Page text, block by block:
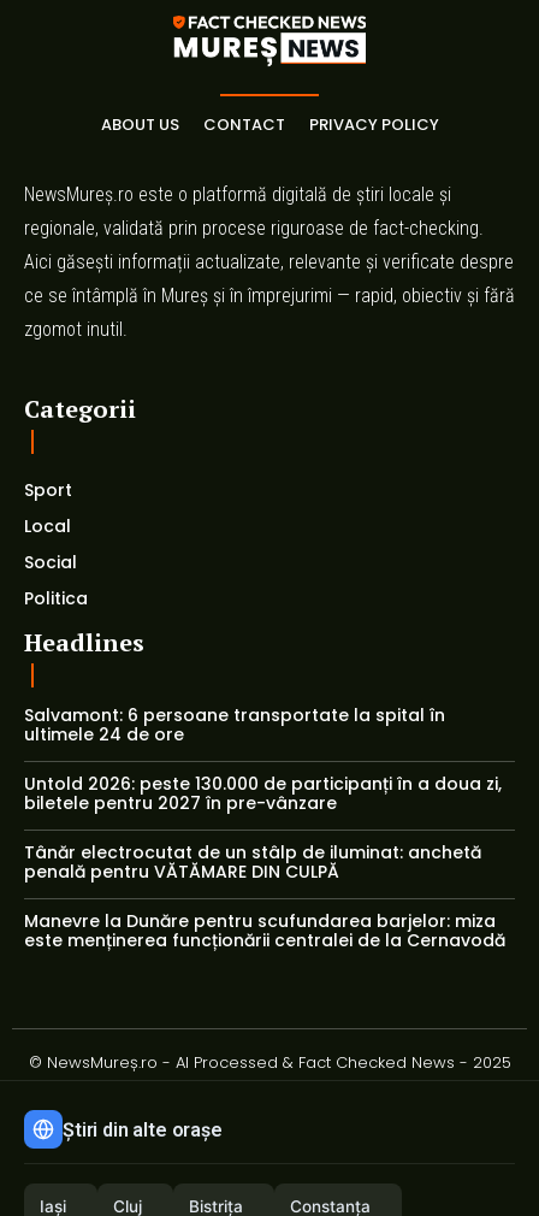
ABOUT US CONTACT PRIVACY POLICY
NewsMureș.ro este o platformă digitală de știri locale și
regionale, validată prin procese riguroase de fact-checking.
Aici găsești informații actualizate, relevante și verificate despre
ce se întâmplă în Mureș și în împrejurimi — rapid, obiectiv și fără
zgomot inutil.
Categorii
Sport
Local
Social
Politica
Headlines
Salvamont: 6 persoane transportate la spital în
ultimele 24 de ore
Untold 2026: peste 130.000 de participanți în a doua zi,
biletele pentru 2027 în pre-vânzare
Tânăr electrocutat de un stâlp de iluminat: anchetă
penală pentru VĂTĂMARE DIN CULPĂ
Manevre la Dunăre pentru scufundarea barjelor: miza
este menținerea funcționării centralei de la Cernavodă
© NewsMureș.ro - AI Processed & Fact Checked News - 2025
Știri din alte orașe
Iași Cluj Bistrița Constanța